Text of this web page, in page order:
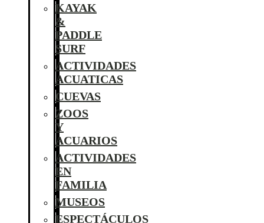
KAYAK
&
PADDLE
SURF
ACTIVIDADES
ACUATICAS
CUEVAS
ZOOS
Y
ACUARIOS
ACTIVIDADES
EN
FAMILIA
MUSEOS
ESPECTÁCULOS